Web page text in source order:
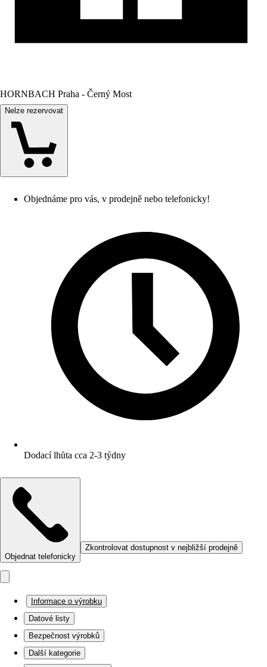
HORNBACH Praha - Černý Most
Nelze rezervovat
Objednáme pro vás, v prodejně nebo telefonicky!
Dodací lhůta cca 2-3 týdny
Objednat telefonicky
Zkontrolovat dostupnost v nejbližší prodejně
Informace o výrobku
Datové listy
Bezpečnost výrobků
Další kategorie